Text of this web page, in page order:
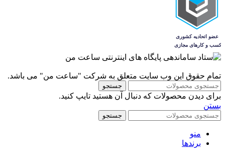
تمام حقوق این وب سایت متعلق به شرکت "ساعت من" می باشد.
جستجو
برای دیدن محصولات که دنبال آن هستید تایپ کنید.
بستن
جستجو
منو
برندها